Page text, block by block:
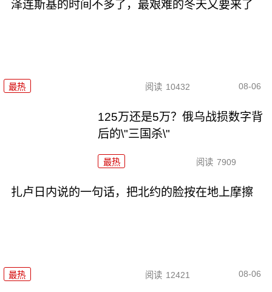
泽连斯基的时间不多了，最艰难的冬天又要来了
最热 阅读 10432 08-06
125万还是5万？俄乌战损数字背
后的\"三国杀\"
最热 阅读 7909
扎卢日内说的一句话，把北约的脸按在地上摩擦
最热 阅读 12421 08-06